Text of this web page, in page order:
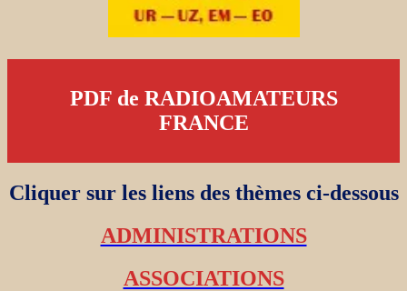
PDF de RADIOAMATEURS
FRANCE
Cliquer sur les liens des thèmes ci-dessous
ADMINISTRATIONS
ASSOCIATIONS